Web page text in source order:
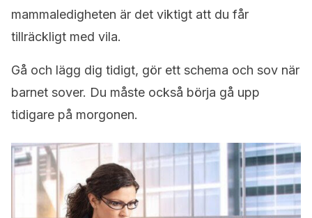
mammaledigheten är det viktigt att du får
tillräckligt med vila.
Gå och lägg dig tidigt, gör ett schema och sov när
barnet sover. Du måste också börja gå upp
tidigare på morgonen.